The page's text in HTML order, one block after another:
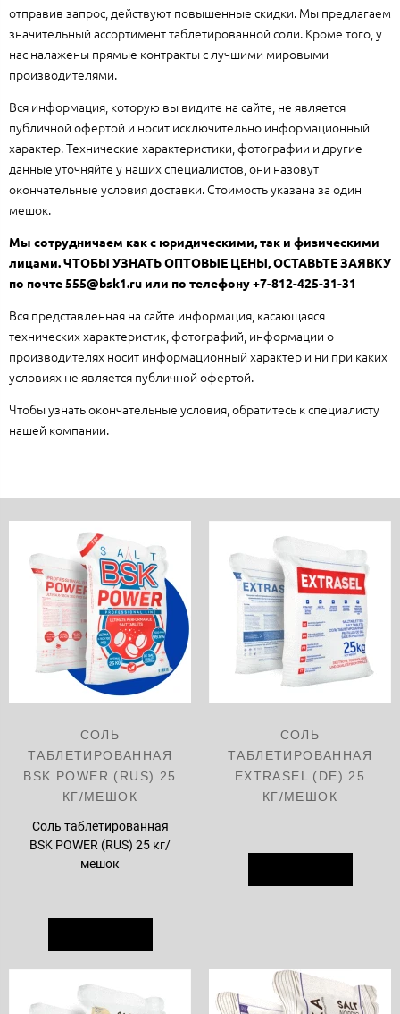
отправив запрос, действуют повышенные скидки. Мы предлагаем
значительный ассортимент таблетированной соли. Кроме того, у
нас налажены прямые контракты с лучшими мировыми
производителями.
Вся информация, которую вы видите на сайте, не является
публичной офертой и носит исключительно информационный
характер. Технические характеристики, фотографии и другие
данные уточняйте у наших специалистов, они назовут
окончательные условия доставки. Стоимость указана за один
мешок.
Мы сотрудничаем как с юридическими, так и физическими
лицами.ЧТОБЫ УЗНАТЬ ОПТОВЫЕ ЦЕНЫ, ОСТАВЬТЕ ЗАЯВКУ
по почте 555@bsk1.ru или по телефону +7-812-425-31-31
Вся представленная на сайте информация, касающаяся
технических характеристик, фотографий, информации о
производителях носит информационный характер и ни при каких
условиях не является публичной офертой.
Чтобы узнать окончательные условия, обратитесь к специалисту
нашей компании.
СОЛЬ
ТАБЛЕТИРОВАННАЯ
BSK POWER (RUS) 25
КГ/МЕШОК
Соль таблетированная
BSK POWER (RUS) 25 кг/
мешок
СОЛЬ
ТАБЛЕТИРОВАННАЯ
EXTRASEL (DE) 25
КГ/МЕШОК